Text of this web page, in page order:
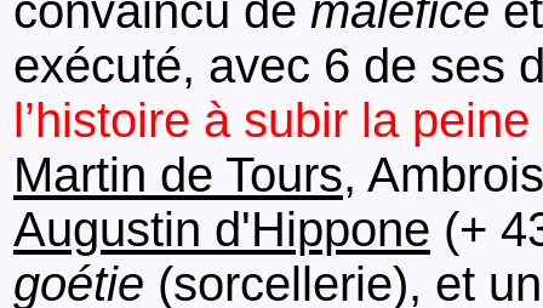
convaincu de maléfice
exécuté, avec 6 de ses
l’histoire à subir la
Martin de Tours,
Augustin d'Hippone (+
goétie (sorcellerie), et